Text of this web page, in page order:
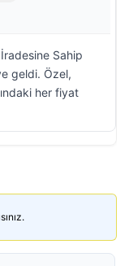
Sahip
geldi. Özel,
her fiyat